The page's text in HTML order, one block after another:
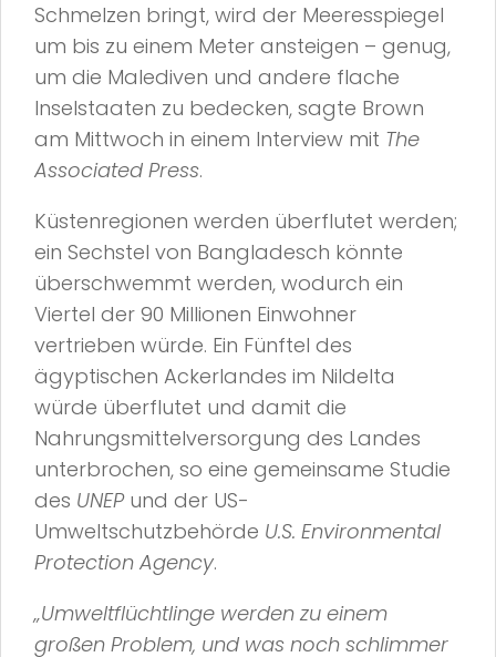
Schmelzen bringt, wird der Meeresspiegel
um bis zu einem Meter ansteigen – genug,
um die Malediven und andere flache
Inselstaaten zu bedecken, sagte Brown
am Mittwoch in einem Interview mit The
Associated Press.
Küstenregionen werden überflutet werden;
ein Sechstel von Bangladesch könnte
überschwemmt werden, wodurch ein
Viertel der 90 Millionen Einwohner
vertrieben würde. Ein Fünftel des
ägyptischen Ackerlandes im Nildelta
würde überflutet und damit die
Nahrungsmittelversorgung des Landes
unterbrochen, so eine gemeinsame Studie
des UNEPund der US-
Umweltschutzbehörde U.S. Environmental
Protection Agency.
„Umweltflüchtlinge werden zu einem
großen Problem, und was noch schlimmer